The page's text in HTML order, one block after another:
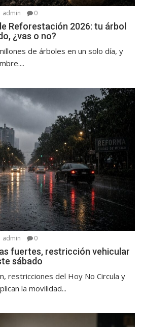
admin 0
Reforestación 2026: tu árbol
¿vas o no?
de árboles en un solo día, y
admin 0
fuertes, restricción vehicular
sábado
restricciones del Hoy No Circula y
la movilidad...